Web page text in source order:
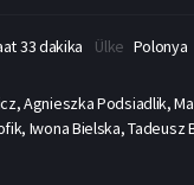
33 dakika Ülke Polonya
Agnieszka Podsiadlik,
Iwona Bielska,